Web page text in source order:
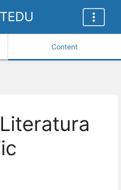
Content